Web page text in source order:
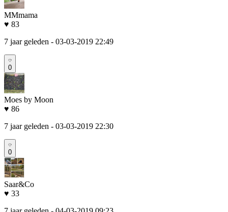
MMmama
♥ 83
7 jaar geleden - 03-03-2019 22:49
0
Moes by Moon
♥ 86
7 jaar geleden - 03-03-2019 22:30
0
Saar&Co
♥ 33